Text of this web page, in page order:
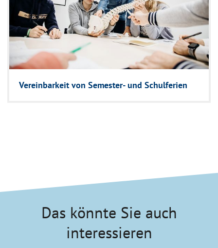
Vereinbarkeit von Semester- und Schulferien
Das könnte Sie auch
interessieren